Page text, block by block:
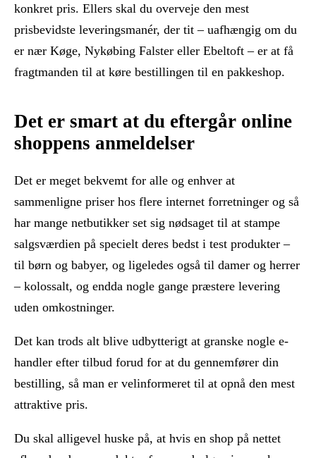
konkret pris. Ellers skal du overveje den mest
prisbevidste leveringsmanér, der tit – uafhængig om du
er nær Køge, Nykøbing Falster eller Ebeltoft – er at få
fragtmanden til at køre bestillingen til en pakkeshop.
Det er smart at du eftergår online
shoppens anmeldelser
Det er meget bekvemt for alle og enhver at
sammenligne priser hos flere internet forretninger og så
har mange netbutikker set sig nødsaget til at stampe
salgsværdien på specielt deres bedst i test produkter –
til børn og babyer, og ligeledes også til damer og herrer
– kolossalt, og endda nogle gange præstere levering
uden omkostninger.
Det kan trods alt blive udbytterigt at granske nogle e-
handler efter tilbud forud for at du gennemfører din
bestilling, så man er velinformeret til at opnå den mest
attraktive pris.
Du skal alligevel huske på, at hvis en shop på nettet